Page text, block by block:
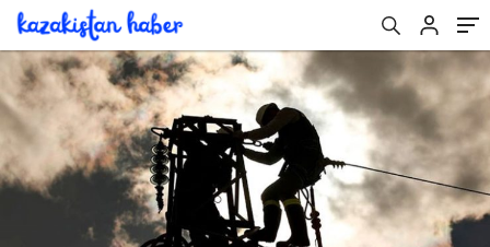
kaçta gelecek?
saat kaçta gelecek?